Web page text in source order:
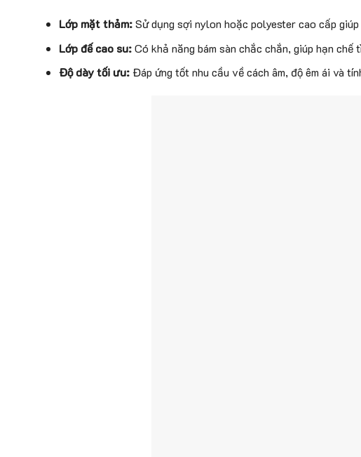
Lớp mặt thảm:Sử dụng sợi nylon hoặc polyester cao cấp
Lớp đế cao su:Có khả năng bám sàn chắc chắn, giúp hạn
Độ dày tối ưu: Đáp ứng tốt nhu cầu về cách âm, độ êm ái và